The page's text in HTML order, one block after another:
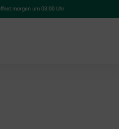
morgen um 08:00 Uhr